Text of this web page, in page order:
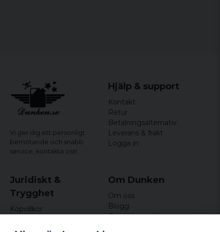
Vi ger dig ett personligt
bemötande och snabb
service, kontakta oss!
Hjälp & support
Kontakt
Retur
Betalningsalternativ
Leverans & frakt
Logga in
Juridiskt &
Trygghet
Köpvillkor
Om cookies
Om Dunken
Om oss
Blogg
Omdömen och